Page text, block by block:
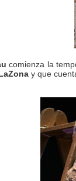
comienza la
y que